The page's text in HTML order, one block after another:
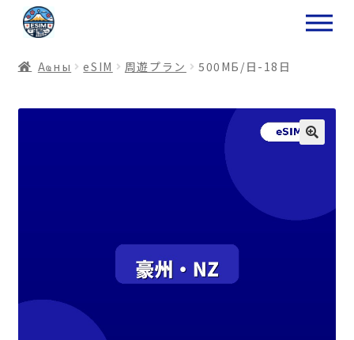
ナ
ビ
ー
ョ
コ
ン
ン
ス
Аҩны еSIM 周遊プラン 500МБ/日-18日